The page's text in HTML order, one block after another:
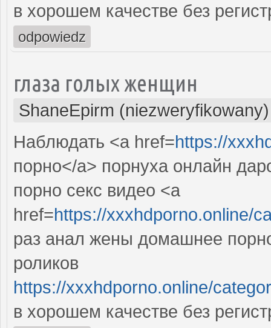
в хорошем качестве без
odpowiedz
глаза голых женщин
ShaneEpirm (niezweryfikowany)
Наблюдать <a href=https://
порно</a> порнуха онлайн
порно секс видео <a
href=https://xxxhdporno.online/
раз анал жены домашнее
роликов
https://xxxhdporno.online/
в хорошем качестве без